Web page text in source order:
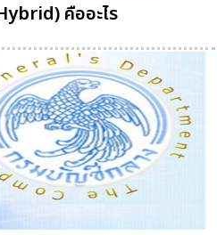
คืออะไร